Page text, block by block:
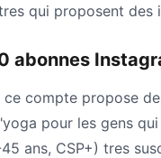
qui proposent
abonnes
compte propose
pour les gens
ans, CSP+) tres